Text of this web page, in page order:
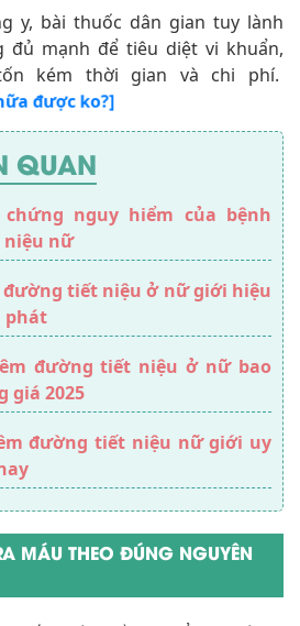
y, bài thuốc dân gian tuy lành
đủ mạnh để tiêu diệt vi khuẩn,
kém thời gian và chi phí.
được ko?]
QUAN
chứng nguy hiểm của bệnh
nữ
đường tiết niệu ở nữ giới hiệu
phát
đường tiết niệu ở nữ bao
giá 2025
đường tiết niệu nữ giới uy
MÁU THEO ĐÚNG NGUYÊN